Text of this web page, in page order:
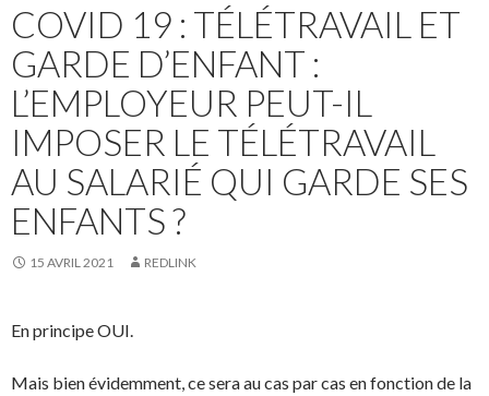
COVID 19 : TÉLÉTRAVAIL ET
GARDE D’ENFANT :
L’EMPLOYEUR PEUT-IL
IMPOSER LE TÉLÉTRAVAIL
AU SALARIÉ QUI GARDE SES
ENFANTS ?
15 AVRIL 2021 REDLINK
En principe OUI.
Mais bien évidemment, ce sera au cas par cas en fonction de la